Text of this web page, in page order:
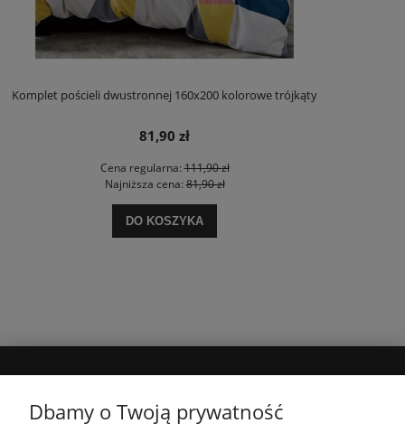
Komplet pościeli dwustronnej 160x200 kolorowe trójkąty
81,90 zł
Cena regularna:111,90 zł
Najniższa cena:81,90 zł
DO KOSZYKA
Dbamy o Twoją prywatność